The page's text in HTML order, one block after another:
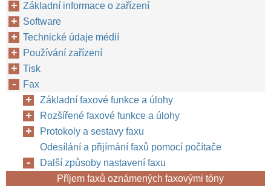
Základní informace o zařízení
Software
Technické údaje médií
Používání zařízení
Tisk
Fax
Základní faxové funkce a úlohy
Rozšířené faxové funkce a úlohy
Protokoly a sestavy faxu
Odesílání a přijímání faxů pomocí počítače
Další způsoby nastavení faxu
Příjem faxů oznámených faxovými tóny